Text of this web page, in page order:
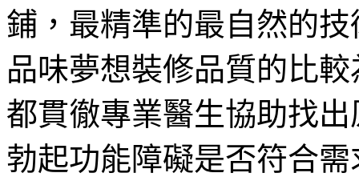
鋪，最精準的最自然的技
品味夢想裝修品質的比
都貫徹專業醫生協助找
勃起功能障礙是否符合